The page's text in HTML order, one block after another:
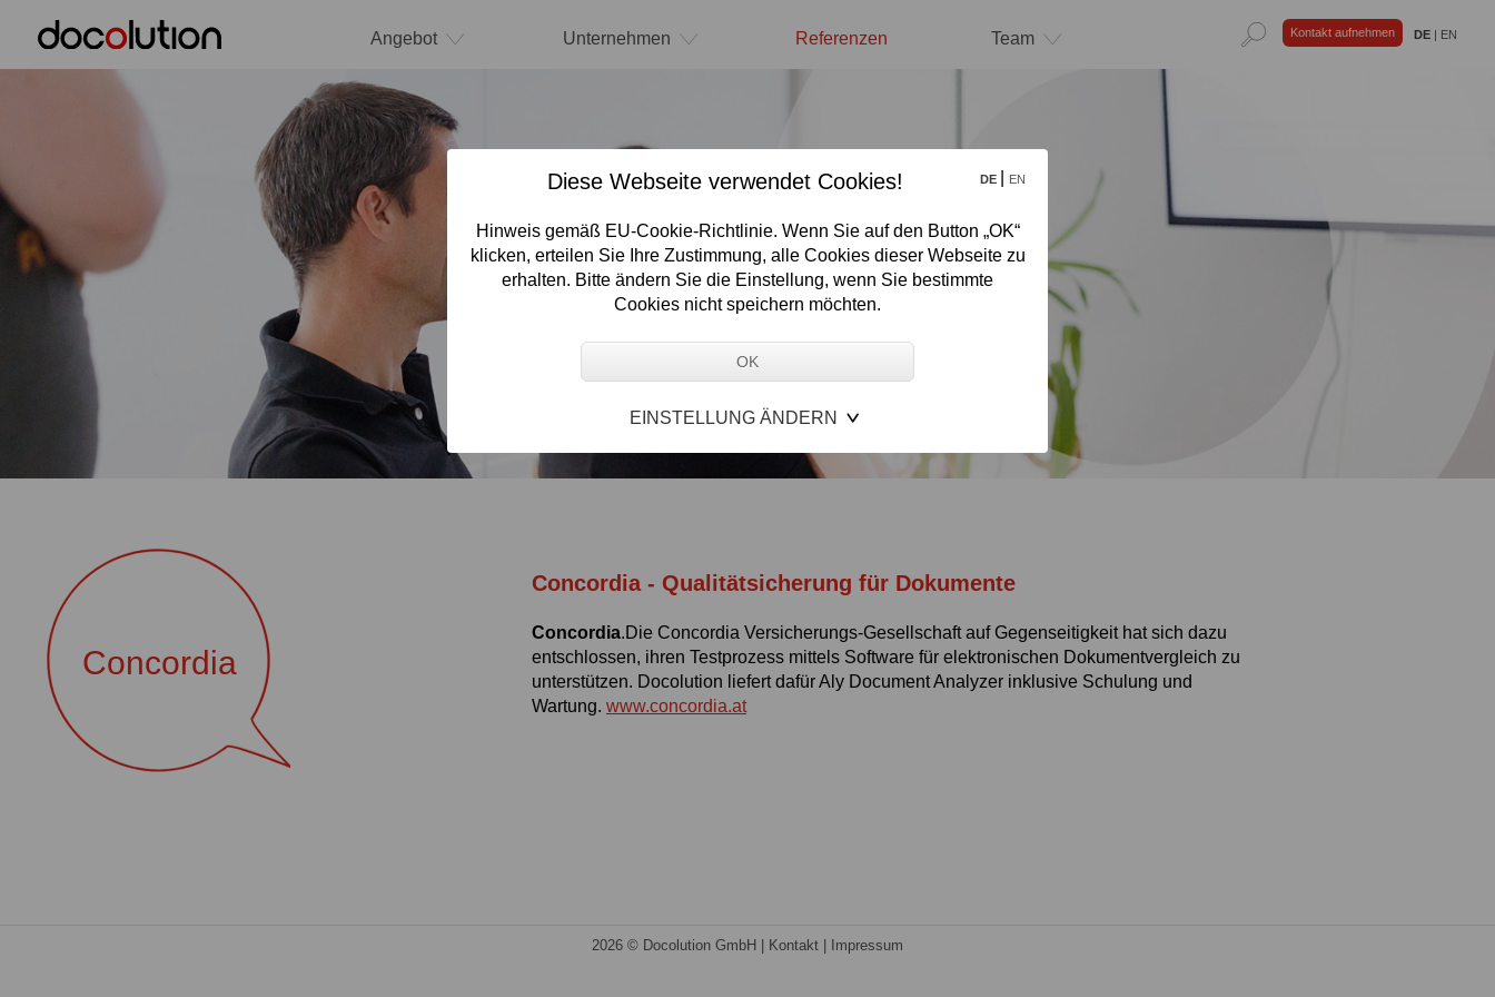
DE EN
Diese Webseite verwendet Cookies!
Hinweis gemäß EU-Cookie-Richtlinie. Wenn Sie auf den Button „OK“
klicken, erteilen Sie Ihre Zustimmung, alle Cookies dieser Webseite zu
erhalten. Bitte ändern Sie die Einstellung, wenn Sie bestimmte
Cookies nicht speichern möchten.
EINSTELLUNG ÄNDERN
Angebot Unternehmen Referenzen Team Kontakt aufnehmen DE | EN
Concordia
Concordia - Qualitätsicherung für Dokumente
Concordia.Die Concordia Versicherungs-Gesellschaft auf Gegenseitigkeit hat sich dazu
entschlossen, ihren Testprozess mittels Software für elektronischen Dokumentvergleich zu
unterstützen. Docolution liefert dafür Aly Document Analyzer inklusive Schulung und
Wartung. www.concordia.at
2026 © Docolution GmbH | Kontakt Impressum